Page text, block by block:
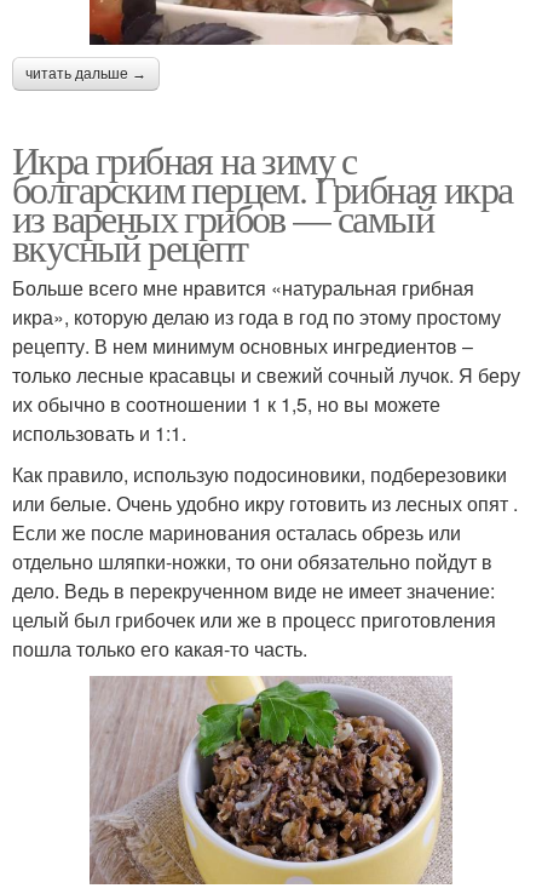
читать дальше →
Икра грибная на зиму с
болгарским перцем. Грибная икра
из вареных грибов — самый
вкусный рецепт
Больше всего мне нравится «натуральная грибная
икра», которую делаю из года в год по этому простому
рецепту. В нем минимум основных ингредиентов –
только лесные красавцы и свежий сочный лучок. Я беру
их обычно в соотношении 1 к 1,5, но вы можете
использовать и 1:1.
Как правило, использую подосиновики, подберезовики
или белые. Очень удобно икру готовить из лесных опят .
Если же после маринования осталась обрезь или
отдельно шляпки-ножки, то они обязательно пойдут в
дело. Ведь в перекрученном виде не имеет значение:
целый был грибочек или же в процесс приготовления
пошла только его какая-то часть.